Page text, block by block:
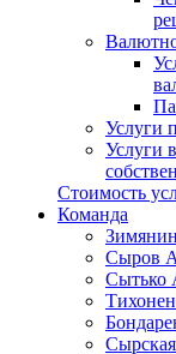
Услуги
Услуги
Стоимость
Команда
Сыров
Сытько